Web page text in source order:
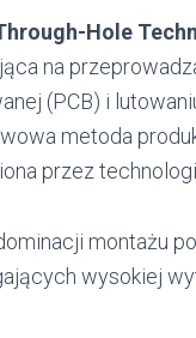
Hole
na
(PCB) i
metoda
przez
montażu
wysokiej